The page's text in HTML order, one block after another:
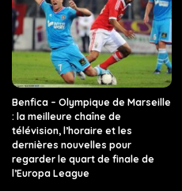
Benfica – Olympique de Marseille
: la meilleure chaîne de
télévision, l’horaire et les
dernières nouvelles pour
regarder le quart de finale de
l’Europa League